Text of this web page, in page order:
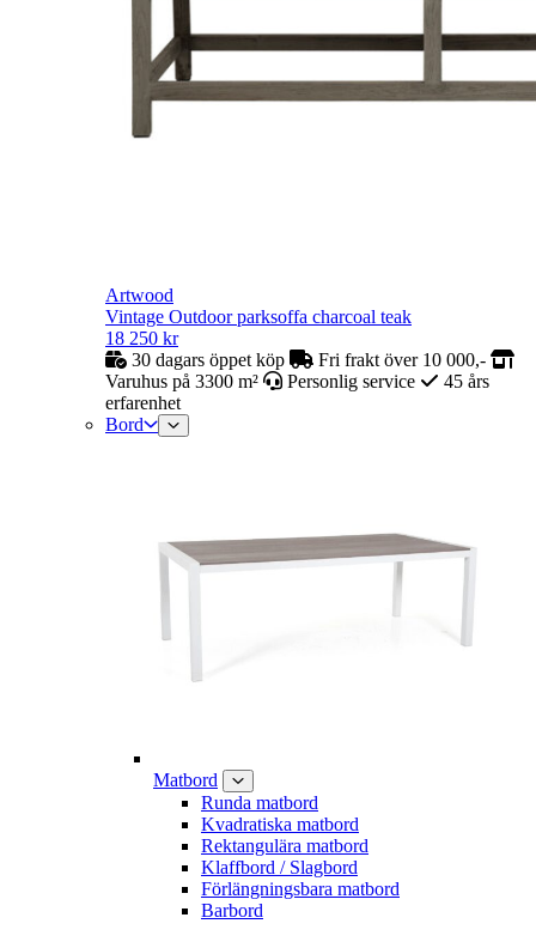
Artwood
Vintage Outdoor parksoffa charcoal teak
18 250 kr
30 dagars öppet köp
Fri frakt över 10 000,-
Varuhus på 3300 m²
Personlig service
45 års
erfarenhet
Bord
Matbord
Runda matbord
Kvadratiska matbord
Rektangulära matbord
Klaffbord / Slagbord
Förlängningsbara matbord
Barbord